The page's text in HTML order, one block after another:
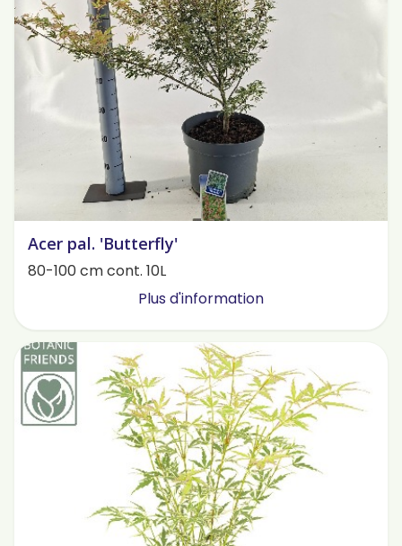
Acer pal. 'Butterfly'
80-100 cm cont. 10L
Plus d'information